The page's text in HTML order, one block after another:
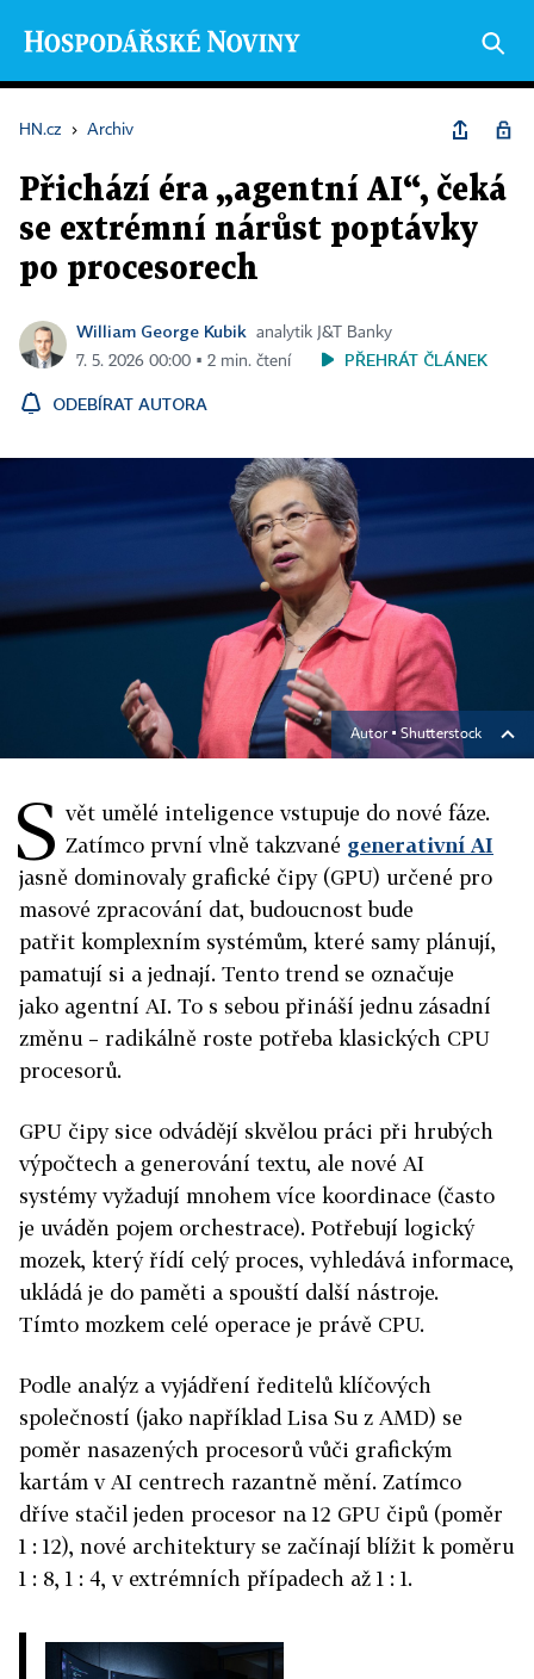
HN.cz › Archiv
Přichází éra „agentní AI“, čeká
se extrémní nárůst poptávky
po procesorech
William George Kubik
analytik J&T Banky
7. 5. 2026 00:00 ▪ 2 min. čtení
PŘEHRÁT ČLÁNEK
ODEBÍRAT AUTORA
Autor ▪ Shutterstock
S vět umělé inteligence vstupuje do nové fáze.
Zatímco první vlně takzvané generativní AI
jasně dominovaly grafické čipy (GPU) určené pro
masové zpracování dat, budoucnost bude
patřit komplexním systémům, které samy plánují,
pamatují si a jednají. Tento trend se označuje
jako agentní AI. To s sebou přináší jednu zásadní
změnu – radikálně roste potřeba klasických CPU
procesorů.
GPU čipy sice odvádějí skvělou práci při hrubých
výpočtech a generování textu, ale nové AI
systémy vyžadují mnohem více koordinace (často
je uváděn pojem orchestrace). Potřebují logický
mozek, který řídí celý proces, vyhledává informace,
ukládá je do paměti a spouští další nástroje.
Tímto mozkem celé operace je právě CPU.
Podle analýz a vyjádření ředitelů klíčových
společností (jako například Lisa Su z AMD) se
poměr nasazených procesorů vůči grafickým
kartám v AI centrech razantně mění. Zatímco
dříve stačil jeden procesor na 12 GPU čipů (poměr
1 : 12), nové architektury se začínají blížit k poměru
1 : 8, 1 : 4, v extrémních případech až 1 : 1.